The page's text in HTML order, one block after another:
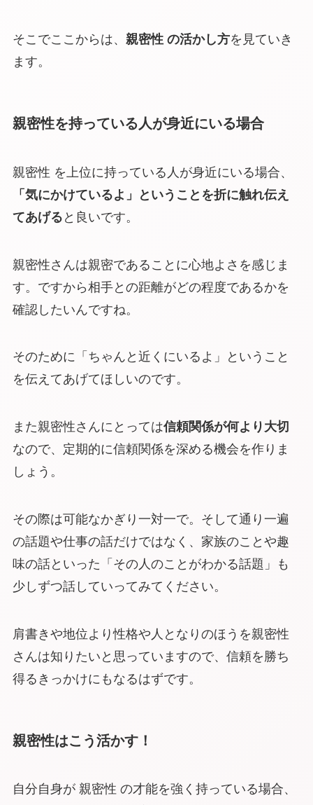
そこでここからは、 親密性 の活かし方を見ていき
ます。
親密性を持っている人が身近にいる場合
親密性 を上位に持っている人が身近にいる場合、
「気にかけているよ」ということを折に触れ伝え
てあげる と良いです。
親密性さんは親密であることに心地よさを感じま
す。ですから相手との距離がどの程度であるかを
確認したいんですね。
そのために「ちゃんと近くにいるよ」ということ
を伝えてあげてほしいのです。
また親密性さんにとっては信頼関係が何より大切
なので、定期的に信頼関係を深める機会を作りま
しょう。
その際は可能なかぎり一対一で。そして通り一遍
の話題や仕事の話だけではなく、家族のことや趣
味の話といった「その人のことがわかる話題」も
少しずつ話していってみてください。
肩書きや地位より性格や人となりのほうを親密性
さんは知りたいと思っていますので、信頼を勝ち
得るきっかけにもなるはずです。
親密性はこう活かす！
自分自身が 親密性 の才能を強く持っている場合、